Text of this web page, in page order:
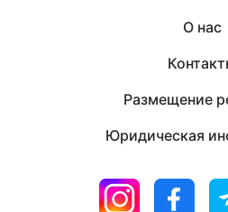
О нас
Размещение
Юридическая